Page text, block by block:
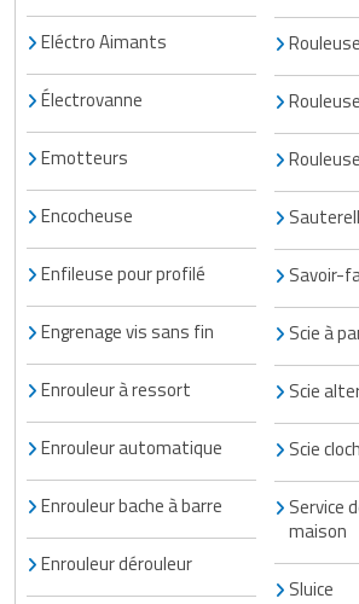
Eléctro Aimants
Électrovanne
Emotteurs
Encocheuse
Enfileuse pour profilé
Engrenage vis sans fin
Enrouleur à ressort
Enrouleur automatique
Enrouleur bache à barre
Enrouleur dérouleur
Savoir-
Scie à
Scie
Scie
Service
maison
Sluice